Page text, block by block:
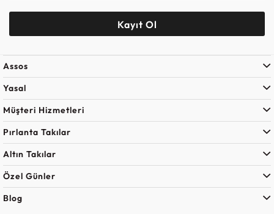
Kayıt Ol
Assos
Yasal
Müşteri Hizmetleri
Pırlanta Takılar
Altın Takılar
Özel Günler
Blog